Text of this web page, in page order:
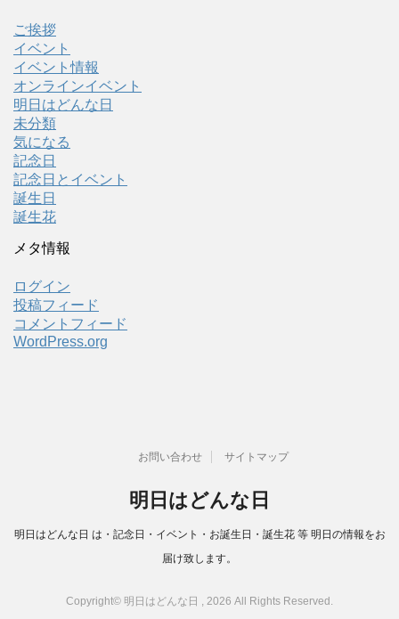
ご挨拶
イベント
イベント情報
オンラインイベント
明日はどんな日
未分類
気になる
記念日
記念日とイベント
誕生日
誕生花
メタ情報
ログイン
投稿フィード
コメントフィード
WordPress.org
お問い合わせ サイトマップ
明日はどんな日
明日はどんな日 は・記念日・イベント・お誕生日・誕生花 等 明日の情報をお
届け致します。
Copyright© 明日はどんな日 , 2026 All Rights Reserved.